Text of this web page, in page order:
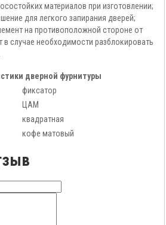
материалов при изготовлении;
для легкого запирания дверей;
на противоположной стороне от
в случае необходимости разблокировать
дверной фурнитуры
фиксатор
ЦАМ
квадратная
кофе матовый